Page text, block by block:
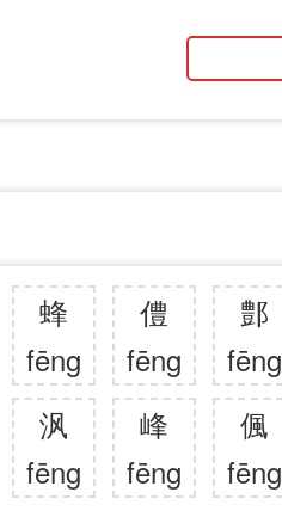
蜂
fēng
僼
fēng
鄷
fēng
沨
fēng
峰
fēng
偑
fēng